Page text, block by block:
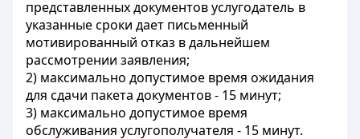
представленных документов услугодатель в
указанные сроки дает письменный
мотивированный отказ в дальнейшем
рассмотрении заявления;
2) максимально допустимое время ожидания
для сдачи пакета документов - 15 минут;
3) максимально допустимое время
обслуживания услугополучателя - 15 минут.